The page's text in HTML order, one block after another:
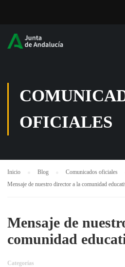
OFICIALES
Inicio Blog
Comunicados oficiales
Mensaje de nuestro director a la comunidad
Mensaje de
comunidad
Categorías